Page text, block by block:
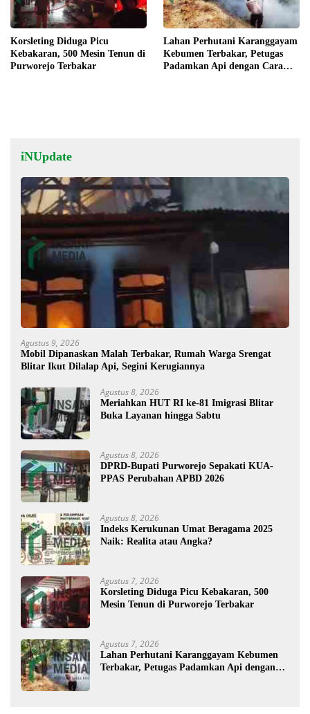
Korsleting Diduga Picu
Kebakaran, 500 Mesin Tenun di
Purworejo Terbakar
Lahan Perhutani Karanggayam
Kebumen Terbakar, Petugas
Padamkan Api dengan Cara
iNUpdate
Agustus 9, 2026
Mobil Dipanaskan Malah Terbakar, Rumah Warga Srengat
Blitar Ikut Dilalap Api, Segini Kerugiannya
Agustus 8, 2026
Meriahkan HUT RI ke-81 Imigrasi Blitar
Buka Layanan hingga Sabtu
Agustus 8, 2026
DPRD-Bupati Purworejo Sepakati KUA-
PPAS Perubahan APBD 2026
Agustus 8, 2026
Indeks Kerukunan Umat Beragama 2025
Naik: Realita atau Angka?
Agustus 7, 2026
Korsleting Diduga Picu Kebakaran, 500
Mesin Tenun di Purworejo Terbakar
Agustus 7, 2026
Lahan Perhutani Karanggayam Kebumen
Terbakar, Petugas Padamkan Api dengan